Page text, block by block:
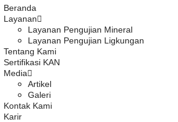
Beranda
Layanan
Layanan Pengujian Mineral
Layanan Pengujian Ligkungan
Tentang Kami
Sertifikasi KAN
Media
Artikel
Galeri
Kontak Kami
Karir